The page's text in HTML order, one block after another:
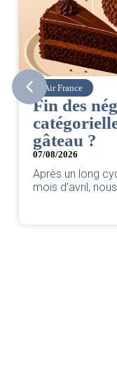
Air France
Fin des
gâteau ?
07/08/2026
Après un long
mois d’avril, nous